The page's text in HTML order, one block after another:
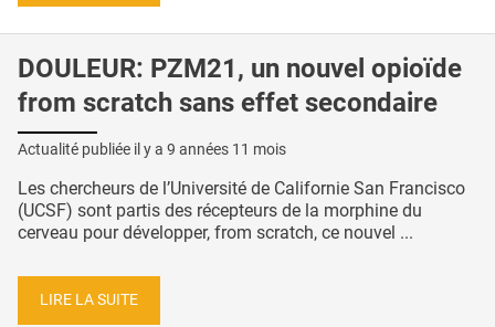
DOULEUR: PZM21, un nouvel opioïde
from scratch sans effet secondaire
Actualité publiée il y a 9 années 11 mois
Les chercheurs de l’Université de Californie San Francisco
(UCSF) sont partis des récepteurs de la morphine du
cerveau pour développer, from scratch, ce nouvel ...
LIRE LA SUITE